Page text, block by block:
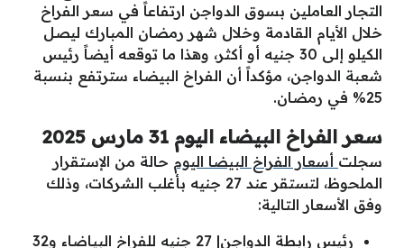
التجار العاملين بسوق الدواجن ارتفاعاً في سعر الفراخ
خلال الأيام القادمة وخلال شهر رمضان المبارك ليصل
الكيلو إلى 30 جنيه أو أكثر، وهذا ما توقعه أيضاً رئيس
شعبة الدواجن، مؤكداً أن الفراخ البيضاء سترتفع بنسبة
25% في رمضان.
سعر الفراخ البيضاء اليوم 31 مارس 2025
سجلت أسعار الفراخ البيضا اليوم حالة من الإستقرار
الملحوظ، لتستقر عند 27 جنيه بأغلب الشركات، وذلك
وفق الأسعار التالية:
رئيس رابطة الدواجن| 27 جنيه للفراخ البياضاء و32